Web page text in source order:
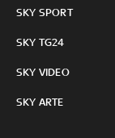
SKY SPORT
SKY TG24
SKY VIDEO
SKY ARTE